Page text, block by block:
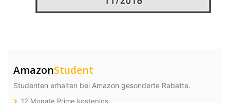
AmazonStudent
Studenten erhalten bei Amazon gesonderte Rabatte.
12 Monate Prime kostenlos